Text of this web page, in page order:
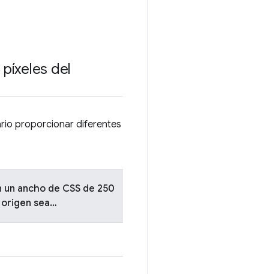
del
proporcionar diferentes
ancho de CSS de 250
sea…